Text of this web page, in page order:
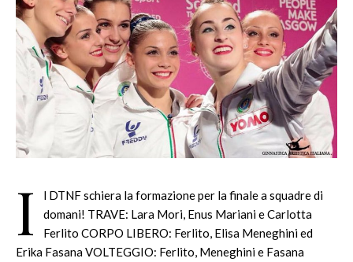
I
l DTNF schiera la formazione per la finale a squadre di
domani! TRAVE: Lara Mori, Enus Mariani e Carlotta
Ferlito CORPO LIBERO: Ferlito, Elisa Meneghini ed
Erika Fasana VOLTEGGIO: Ferlito, Meneghini e Fasana